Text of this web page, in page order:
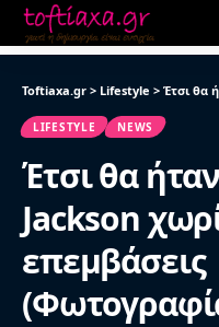
Toftiaxa.gr > Lifestyle > Έτσι θα ήταν ο
LIFESTYLE NEWS
Έτσι θα
Jackson
επεμβάσεις